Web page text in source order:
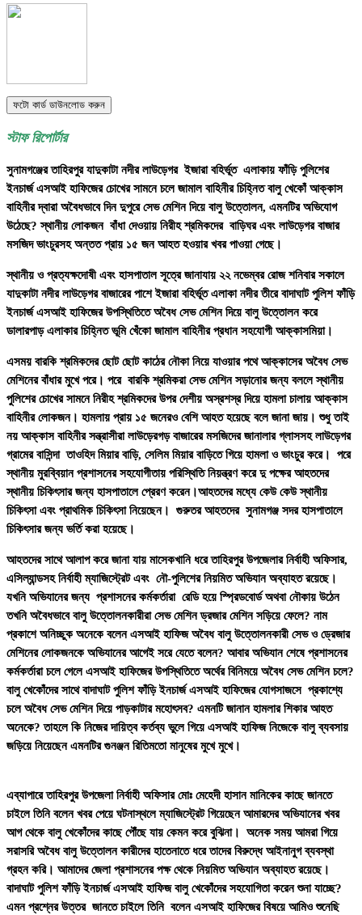
ফটো কার্ড ডাউনলোড করুন
স্টাফ রিপোর্টার
সুনামগঞ্জের তাহিরপুর যাদুকাটা নদীর লাউড়েগর ইজারা বহির্ভূত এলাকায় ফাঁড়ি পুলিশের
ইনচার্জ এসআই হাফিজের চোখের সামনে চলে জামাল বাহিনীর চিহ্নিত বালু খেকোঁ আক্কাস
বাহিনীর দ্বারা অবৈধভাবে দিন দুপুরে সেভ মেশিন দিয়ে বালু উত্তোলন, এমনটির অভিযোগ
উঠেছে? স্থানীয় লোকজন বাঁধা দেওয়ায় নিরীহ শ্রমিকদের বাড়িঘর এবং লাউড়েগর বাজার
মসজিদ ভাংচুরসহ অন্তত প্রায় ১৫ জন আহত হওয়ার খবর পাওয়া গেছে।
স্থানীয় ও প্রত্যক্ষদোষী এবং হাসপাতাল সূত্রে জানাযায় ২২ নভেম্বর রোজ শনিবার সকালে
যাদুকাটা নদীর লাউড়েগর বাজারের পাশে ইজারা বহির্ভূত এলাকা নদীর তীরে বাদাঘাট পুলিশ ফাঁড়ি
ইনচার্জ এসআই হাফিজের উপস্থিতিতে অবৈধ সেভ মেশিন দিয়ে বালু উত্তোলন করে
ডালারপাড় এলাকার চিহ্নিত ভূমি খেঁকো জামাল বাহিনীর প্রধান সহযোগী আক্কাসমিয়া।
এসময় বারকি শ্রমিকদের ছোট ছোট কাঠের নৌকা নিয়ে যাওয়ার পথে আক্কাসের অবৈধ সেভ
মেশিনের বাঁধার মুখে পরে। পরে বারকি শ্রমিকরা সেভ মেশিন সড়ানোর জন্য বললে স্থানীয়
পুলিশের চোখের সামনে নিরীহ শ্রমিকদের উপর দেশীয় অস্রশস্র দিয়ে হামলা চালায় আক্কাস
বাহিনীর লোকজন। হামলায় প্রায় ১৫ জনেরও বেশি আহত হয়েছে বলে জানা জায়। শুধু তাই
নয় আক্কাস বাহিনীর সন্ত্রাসীরা লাউড়েরগড় বাজারের মসজিদের জানালার গ্লাসসহ লাউড়েগর
গ্রামের বাসিন্দা তাওহিদ মিয়ার বাড়ি, সেলিম মিয়ার বাড়িতে গিয়ে হামলা ও ভাংচুর করে। পরে
স্থানীয় মুরব্বিয়ান প্রশাসনের সহযোগীতায় পরিস্থিতি নিয়ন্ত্রণ করে দু পক্ষের আহতদের
স্থানীয় চিকিৎসার জন্য হাসপাতালে প্রেরণ করেন।আহতদের মধ্যে কেউ কেউ স্থানীয়
চিকিৎসা এবং প্রাথমিক চিকিৎসা নিয়েছেন। গুরুতর আহতদের সুনামগঞ্জ সদর হাসপাতালে
চিকিৎসার জন্য ভর্তি করা হয়েছে।
আহতদের সাথে আলাপ করে জানা যায় মাসেকখানি ধরে তাহিরপুর উপজেলার নির্বাহী অফিসার,
এসিল্যান্ডসহ নির্বাহী ম্যাজিস্ট্রেট এবং নৌ-পুলিশের নিয়মিত অভিযান অব্যাহত রয়েছে।
যখনি অভিযানের জন্য প্রশাসনের কর্মকর্তারা রেডি হয়ে স্প্রিডবোর্ড অথবা নৌকায় উঠেন
তখনি অবৈধভাবে বালু উত্তোলনকারীরা সেভ মেশিন ড্রজার মেশিন সড়িয়ে ফেলে? নাম
প্রকাশে অনিচ্ছুক অনেকে বলেন এসআই হাফিজ অবৈধ বালু উত্তোলনকারী সেভ ও ড্রেজার
মেশিনের লোকজনকে অভিযানের আগেই সরে যেতে বলেন? আবার অভিযান শেষে প্রশাসনের
কর্মকর্তারা চলে গেলে এসআই হাফিজের উপস্থিতিতে অর্থের বিনিময়ে অবৈধ সেভ মেশিন চলে?
বালু খেকোঁদের সাথে বাদাঘাট পুলিশ ফাঁড়ি ইনচার্জ এসআই হাফিজের যোগসাজসে প্রকাশ্যে
চলে অবৈধ সেভ মেশিন দিয়ে পাড়কাটার মহোৎসব? এমনটি জানান হামলার শিকার আহত
অনেকে? তাহলে কি নিজের দায়িত্ব কর্তব্য ভুলে গিয়ে এসআই হাফিজ নিজেকে বালু ব্যবসায়
জড়িয়ে নিয়েছেন এমনটির গুনঞ্জন রিতিমতো মানুষের মুখে মুখে।
এব্যাপারে তাহিরপুর উপজেলা নির্বাহী অফিসার মোঃ মেহেদী হাসান মানিকের কাছে জানতে
চাইলে তিনি বলেন খবর পেয়ে ঘটনাস্থলে ম্যাজিস্ট্রেট গিয়েছেন আমারদের অভিযানের খবর
আগ থেকে বালু খেকোঁদের কাছে পৌঁছে যায় কেমন করে বুঝিনা। অনেক সময় আমরা গিয়ে
সরাসরি অবৈধ বালু উত্তোলন কারীদের হাতেনাতে ধরে তাদের বিরুদ্ধে আইনানুগ ব্যবস্থা
গ্রহন করি। আমাদের জেলা প্রশাসনের পক্ষ থেকে নিয়মিত অভিযান অব্যাহত রয়েছে।
বাদাঘাট পুলিশ ফাঁড়ি ইনচার্জ এসআই হাফিজ বালু খেকোঁদের সহযোগিতা করেন শুনা যাচ্ছে?
এমন প্রশ্নের উত্তর জানতে চাইলে তিনি বলেন এসআই হাফিজের বিষয়ে আমিও শুনেছি